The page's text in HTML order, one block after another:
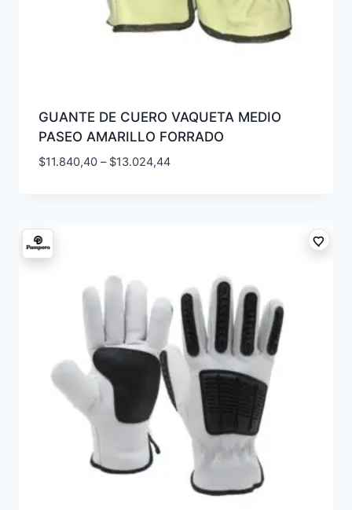
GUANTE DE CUERO VAQUETA MEDIO
PASEO AMARILLO FORRADO
$11.840,40 – $13.024,44